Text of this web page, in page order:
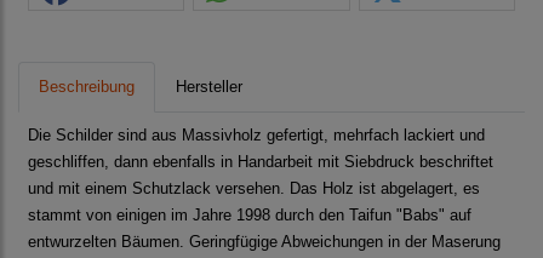
Beschreibung Hersteller
Die Schilder sind aus Massivholz gefertigt, mehrfach lackiert und
geschliffen, dann ebenfalls in Handarbeit mit Siebdruck beschriftet
und mit einem Schutzlack versehen. Das Holz ist abgelagert, es
stammt von einigen im Jahre 1998 durch den Taifun "Babs" auf
entwurzelten Bäumen. Geringfügige Abweichungen in der Maserung